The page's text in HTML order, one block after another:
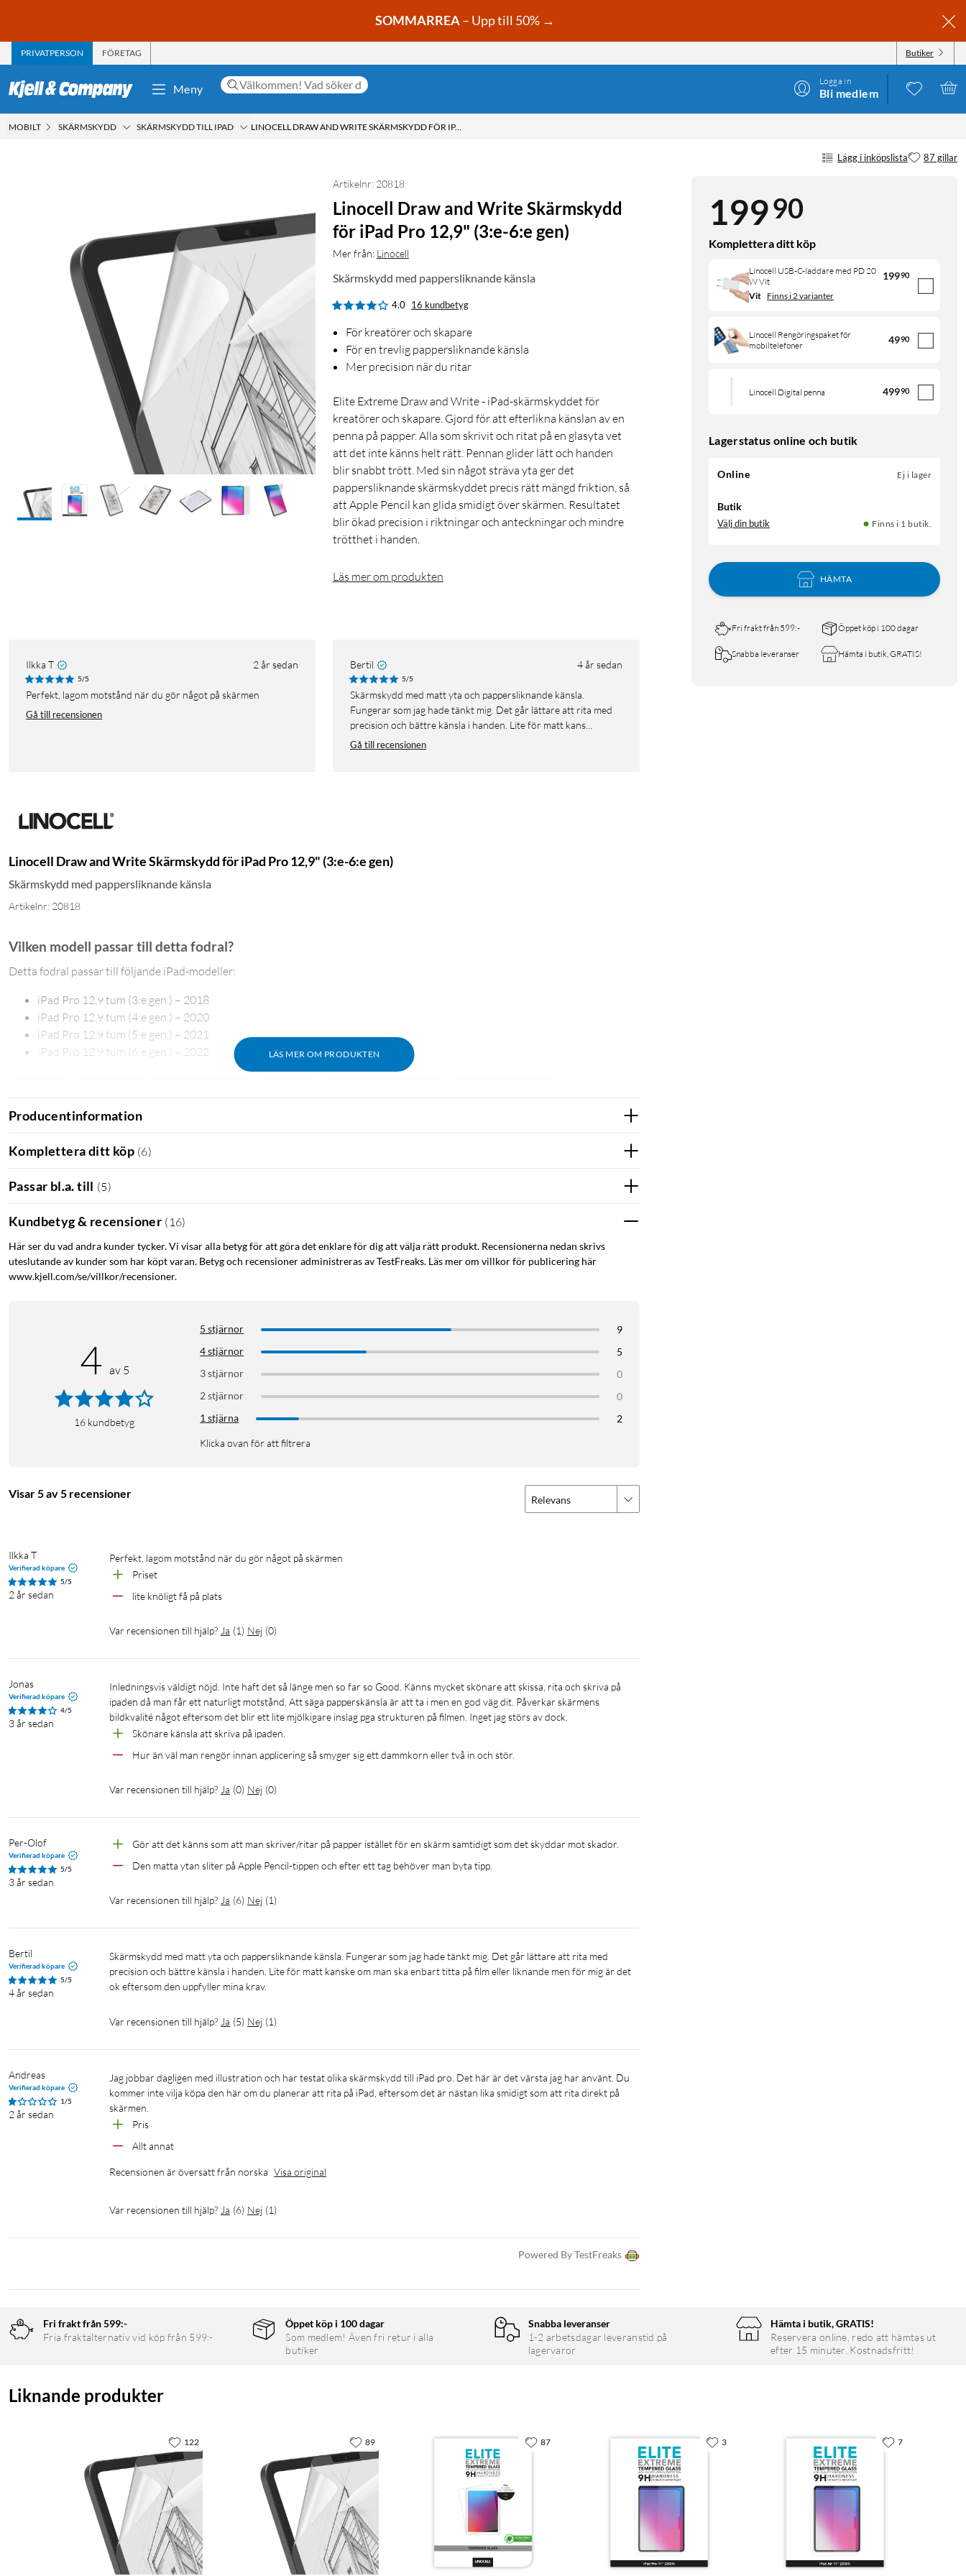
SOMMARREA– Upp till 50% →
PRIVATPERSON FÖRETAG Butiker
Meny
Logga in
Bli medlem
MOBILT SKÄRMSKYDD SKÄRMSKYDD TILL IPAD LINOCELL DRAW AND WRITE SKÄRMSKYDD FÖR IPAD PRO 12,9" (3:E-6:E GEN)
Lägg i inköpslista 87 gillar
19990
Komplettera ditt köp
Linocell USB-C-laddare med PD 20
W Vit
19990
Vit Finns i 2 varianter
Linocell Rengöringspaket för
mobiltelefoner
4990
Linocell Digital penna 49990
Lagerstatus online och butik
Online Ej i lager
Butik
Välj din butik Finns i 1 butik.
HÄMTA
Fri frakt från 599:- Öppet köp i 100 dagar
Snabba leveranser Hämta i butik, GRATIS!
Artikelnr: 20818
Linocell Draw and Write Skärmskydd
för iPad Pro 12,9" (3:e-6:e gen)
Mer från: Linocell
Skärmskydd med pappersliknande känsla
4.0 16 kundbetyg
För kreatörer och skapare
För en trevlig pappersliknande känsla
Mer precision när du ritar
Elite Extreme Draw and Write - iPad-skärmskyddet för
kreatörer och skapare. Gjord för att efterlikna känslan av en
penna på papper. Alla som skrivit och ritat på en glasyta vet
att det inte känns helt rätt. Pennan glider lätt och handen
blir snabbt trött. Med sin något sträva yta ger det
pappersliknande skärmskyddet precis rätt mängd friktion, så
att Apple Pencil kan glida smidigt över skärmen. Resultatet
blir ökad precision i riktningar och anteckningar och mindre
trötthet i handen.
Läs mer om produkten
Ilkka T 2 år sedan
5/5
Perfekt, lagom motstånd när du gör något på skärmen
Gå till recensionen
Bertil 4 år sedan
5/5
Skärmskydd med matt yta och pappersliknande känsla.
Fungerar som jag hade tänkt mig. Det går lättare att rita med
precision och bättre känsla i handen. Lite för matt kans...
Gå till recensionen
Linocell Draw and Write Skärmskydd för iPad Pro 12,9" (3:e-6:e gen)
Skärmskydd med pappersliknande känsla
Artikelnr: 20818
LÄS MER OM PRODUKTEN
Vilken modell passar till detta fodral?
Detta fodral passar till följande iPad-modeller:
iPad Pro 12,9 tum (3:e gen.) – 2018
iPad Pro 12,9 tum (4:e gen.) – 2020
iPad Pro 12,9 tum (5:e gen.) – 2021
iPad Pro 12,9 tum (6:e gen.) – 2022
Producentinformation
Komplettera ditt köp (6)
Passar bl.a. till (5)
Kundbetyg & recensioner ( 16)
Här ser du vad andra kunder tycker. Vi visar alla betyg för att göra det enklare för dig att välja rätt produkt. Recensionerna nedan skrivs
uteslutande av kunder som har köpt varan. Betyg och recensioner administreras av TestFreaks. Läs mer om villkor för publicering här
www.kjell.com/se/villkor/recensioner.
4 av 5
16 kundbetyg
5 stjärnor
9
4 stjärnor
5
3 stjärnor
0
2 stjärnor
0
1 stjärna
2
Klicka ovan för att filtrera
Visar 5 av 5 recensioner Relevans
Ilkka T
Verifierad köpare
5/5
2 år sedan
Perfekt, lagom motstånd när du gör något på skärmen
Priset
lite knöligt få på plats
Var recensionen till hjälp? Ja (1) Nej (0)
Jonas
Verifierad köpare
4/5
3 år sedan
Inledningsvis väldigt nöjd. Inte haft det så länge men so far so Good. Känns mycket skönare att skissa, rita och skriva på
ipaden då man får ett naturligt motstånd. Att säga papperskänsla är att ta i men en god väg dit. Påverkar skärmens
bildkvalité något eftersom det blir ett lite mjölkigare inslag pga strukturen på filmen. Inget jag störs av dock.
Skönare känsla att skriva på ipaden.
Hur än väl man rengör innan applicering så smyger sig ett dammkorn eller två in och stör.
Var recensionen till hjälp? Ja (0) Nej (0)
Per-Olof
Verifierad köpare
5/5
3 år sedan
Gör att det känns som att man skriver/ritar på papper istället för en skärm samtidigt som det skyddar mot skador.
Den matta ytan sliter på Apple Pencil-tippen och efter ett tag behöver man byta tipp.
Var recensionen till hjälp? Ja (6) Nej (1)
Bertil
Verifierad köpare
5/5
4 år sedan
Skärmskydd med matt yta och pappersliknande känsla. Fungerar som jag hade tänkt mig. Det går lättare att rita med
precision och bättre känsla i handen. Lite för matt kanske om man ska enbart titta på film eller liknande men för mig är det
ok eftersom den uppfyller mina krav.
Var recensionen till hjälp? Ja (5) Nej (1)
Andreas
Verifierad köpare
1/5
2 år sedan
Jag jobbar dagligen med illustration och har testat olika skärmskydd till iPad pro. Det här är det värsta jag har använt. Du
kommer inte vilja köpa den här om du planerar att rita på iPad, eftersom det är nästan lika smidigt som att rita direkt på
skärmen.
Pris
Allt annat
Recensionen är översatt från norska Visa original
Var recensionen till hjälp? Ja (6) Nej (1)
Powered By TestFreaks
Fri frakt från 599:-
Fria fraktalternativ vid köp från 599:-
Öppet köp i 100 dagar
Som medlem! Även fri retur i alla
butiker
Snabba leveranser
1-2 arbetsdagar leveranstid på
lagervaror
Hämta i butik, GRATIS!
Reservera online, redo att hämtas ut
efter 15 minuter. Kostnadsfritt!
Liknande produkter
122 89 87 3 7